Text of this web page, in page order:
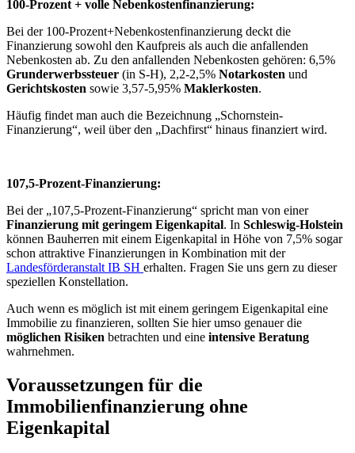
100-Prozent + volle Nebenkostenfinanzierung:
Bei der 100-Prozent+Nebenkostenfinanzierung deckt die
Finanzierung sowohl den Kaufpreis als auch die anfallenden
Nebenkosten ab. Zu den anfallenden Nebenkosten gehören: 6,5%
Grunderwerbssteuer (in S-H), 2,2-2,5% Notarkosten und
Gerichtskosten sowie 3,57-5,95% Maklerkosten.
Häufig findet man auch die Bezeichnung „Schornstein-
Finanzierung“, weil über den „Dachfirst“ hinaus finanziert wird.
107,5-Prozent-Finanzierung:
Bei der „107,5-Prozent-Finanzierung“ spricht man von einer
Finanzierung mit geringem Eigenkapital. In Schleswig-Holstein
können Bauherren mit einem Eigenkapital in Höhe von 7,5% sogar
schon attraktive Finanzierungen in Kombination mit der
Landesförderanstalt IB SH erhalten. Fragen Sie uns gern zu dieser
speziellen Konstellation.
Auch wenn es möglich ist mit einem geringem Eigenkapital eine
Immobilie zu finanzieren, sollten Sie hier umso genauer die
möglichen Risiken betrachten und eine intensive Beratung
wahrnehmen.
Voraussetzungen für die
Immobilienfinanzierung ohne
Eigenkapital